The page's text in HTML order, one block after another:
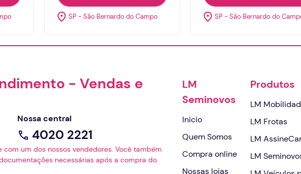
SP - São Bernardo do Campo SP - São Bernardo do
- Vendas e
Nossa central
4020 2221
com um dos nossos vendedores. Você também
necessárias após a compra do
LM
Seminovos
Inicio
Quem Somos
Compra online
Nossas lojas
Produtos
LM
LM Frotas
LM
LM